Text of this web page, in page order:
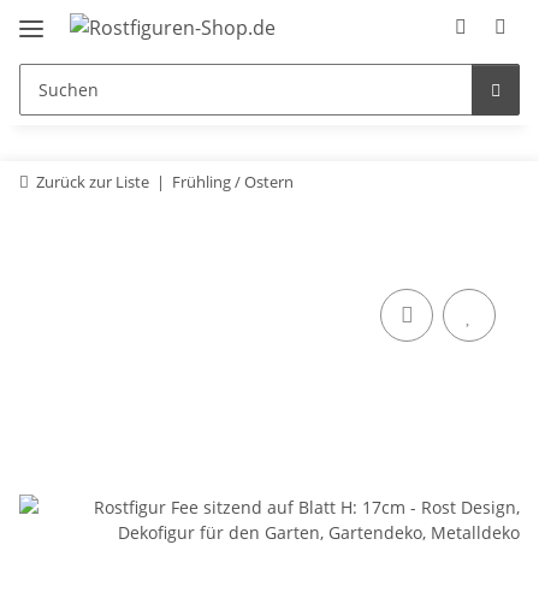
Zurück zur Liste Frühling / Ostern